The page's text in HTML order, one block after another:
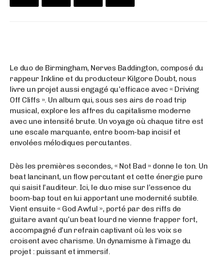
Le duo de Birmingham, Nerves Baddington, composé du
rappeur Inkline et du producteur Kilgore Doubt, nous
livre un projet aussi engagé qu’efficace avec « Driving
Off Cliffs ». Un album qui, sous ses airs de road trip
musical, explore les affres du capitalisme moderne
avec une intensité brute. Un voyage où chaque titre est
une escale marquante, entre boom-bap incisif et
envolées mélodiques percutantes.
Dès les premières secondes, « Not Bad » donne le ton. Un
beat lancinant, un flow percutant et cette énergie pure
qui saisit l’auditeur. Ici, le duo mise sur l’essence du
boom-bap tout en lui apportant une modernité subtile.
Vient ensuite « God Awful », porté par des riffs de
guitare avant qu’un beat lourd ne vienne frapper fort,
accompagné d’un refrain captivant où les voix se
croisent avec charisme. Un dynamisme à l’image du
projet : puissant et immersif.